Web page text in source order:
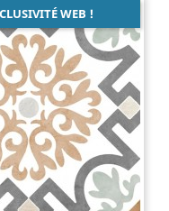
WEB !